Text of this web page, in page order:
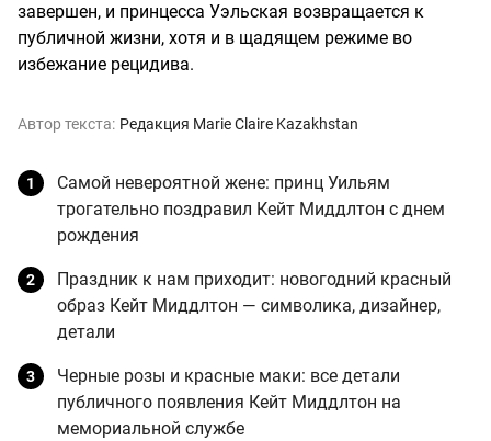
завершен, и принцесса Уэльская возвращается к
публичной жизни, хотя и в щадящем режиме во
избежание рецидива.
Автор текста: Редакция Marie Claire Kazakhstan
Самой невероятной жене: принц Уильям
трогательно поздравил Кейт Миддлтон с днем
рождения
Праздник к нам приходит: новогодний красный
образ Кейт Миддлтон — символика, дизайнер,
детали
Черные розы и красные маки: все детали
публичного появления Кейт Миддлтон на
мемориальной службе